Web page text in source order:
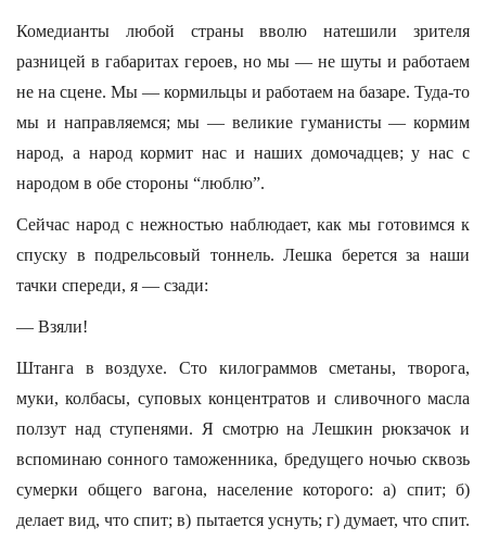
Комедианты любой страны вволю натешили зрителя
разницей в габаритах героев, но мы — не шуты и работаем
не на сцене. Мы — кормильцы и работаем на базаре. Туда-то
мы и направляемся; мы — великие гуманисты — кормим
народ, а народ кормит нас и наших домочадцев; у нас с
народом в обе стороны “люблю”.
Сейчас народ с нежностью наблюдает, как мы готовимся к
спуску в подрельсовый тоннель. Лешка берется за наши
тачки спереди, я — сзади:
— Взяли!
Штанга в воздухе. Сто килограммов сметаны, творога,
муки, колбасы, суповых концентратов и сливочного масла
ползут над ступенями. Я смотрю на Лешкин рюкзачок и
вспоминаю сонного таможенника, бредущего ночью сквозь
сумерки общего вагона, население которого: а) спит; б)
делает вид, что спит; в) пытается уснуть; г) думает, что спит.